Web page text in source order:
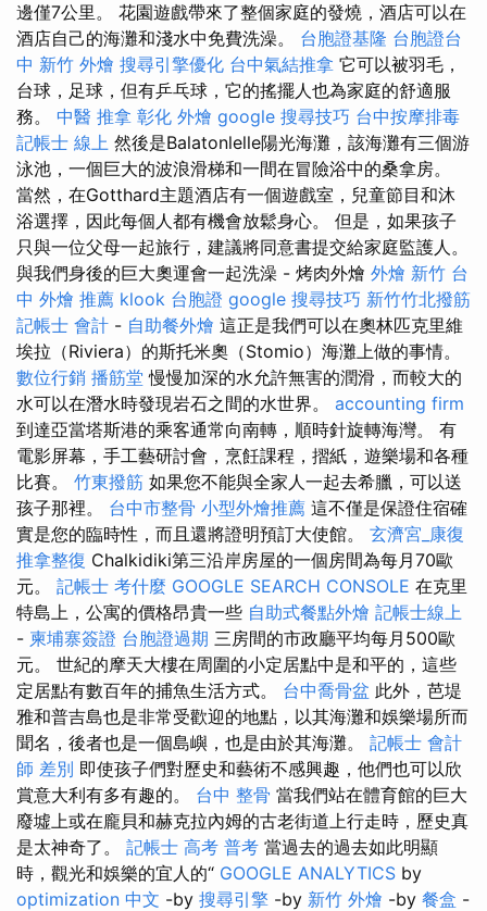
邊僅7公里。 花園遊戲帶來了整個家庭的發燒，酒店可以在
酒店自己的海灘和淺水中免費洗澡。 台胞證基隆 台胞證台
中 新竹 外燴 搜尋引擎優化 台中氣結推拿 它可以被羽毛，
台球，足球，但有乒乓球，它的搖擺人也為家庭的舒適服
務。 中醫 推拿 彰化 外燴 google 搜尋技巧 台中按摩排毒
記帳士 線上 然後是Balatonlelle陽光海灘，該海灘有三個游
泳池，一個巨大的波浪滑梯和一間在冒險浴中的桑拿房。
當然，在Gotthard主題酒店有一個遊戲室，兒童節目和沐
浴選擇，因此每個人都有機會放鬆身心。 但是，如果孩子
只與一位父母一起旅行，建議將同意書提交給家庭監護人。
與我們身後的巨大奧運會一起洗澡 - 烤肉外燴 外燴 新竹 台
中 外燴 推薦 klook 台胞證 google 搜尋技巧 新竹竹北撥筋
記帳士 會計 - 自助餐外燴 這正是我們可以在奧林匹克里維
埃拉（Riviera）的斯托米奧（Stomio）海灘上做的事情。
數位行銷 播筋堂 慢慢加深的水允許無害的潤滑，而較大的
水可以在潛水時發現岩石之間的水世界。 accounting firm
到達亞當塔斯港的乘客通常向南轉，順時針旋轉海灣。 有
電影屏幕，手工藝研討會，烹飪課程，摺紙，遊樂場和各種
比賽。 竹東撥筋 如果您不能與全家人一起去希臘，可以送
孩子那裡。 台中市整骨 小型外燴推薦 這不僅是保證住宿確
實是您的臨時性，而且還將證明預訂大使館。 玄濟宮_康復
推拿整復 Chalkidiki第三沿岸房屋的一個房間為每月70歐
元。 記帳士 考什麼 GOOGLE SEARCH CONSOLE 在克里
特島上，公寓的價格昂貴一些 自助式餐點外燴 記帳士線上
- 柬埔寨簽證 台胞證過期 三房間的市政廳平均每月500歐
元。 世紀的摩天大樓在周圍的小定居點中是和平的，這些
定居點有數百年的捕魚生活方式。 台中喬骨盆 此外，芭堤
雅和普吉島也是非常受歡迎的地點，以其海灘和娛樂場所而
聞名，後者也是一個島嶼，也是由於其海灘。 記帳士 會計
師 差別 即使孩子們對歷史和藝術不感興趣，他們也可以欣
賞意大利有多有趣的。 台中 整骨 當我們站在體育館的巨大
廢墟上或在龐貝和赫克拉內姆的古老街道上行走時，歷史真
是太神奇了。 記帳士 高考 普考 當過去的過去如此明顯
時，觀光和娛樂的宜人的“ GOOGLE ANALYTICS by
optimization 中文 -by 搜尋引擎 -by 新竹 外燴 -by 餐盒 -